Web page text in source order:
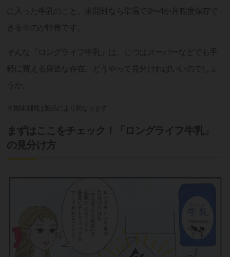
に入った牛乳のこと。未開封なら常温で3〜4か月程度保存で
きる※のが特長です。
そんな「ロングライフ牛乳」は、じつはスーパーなどでも手
軽に買える身近な存在。どうやって見分ければいいのでしょ
うか。
※賞味期間は製品により異なります
まずはここをチェック！「ロングライフ牛乳」
の見分け方